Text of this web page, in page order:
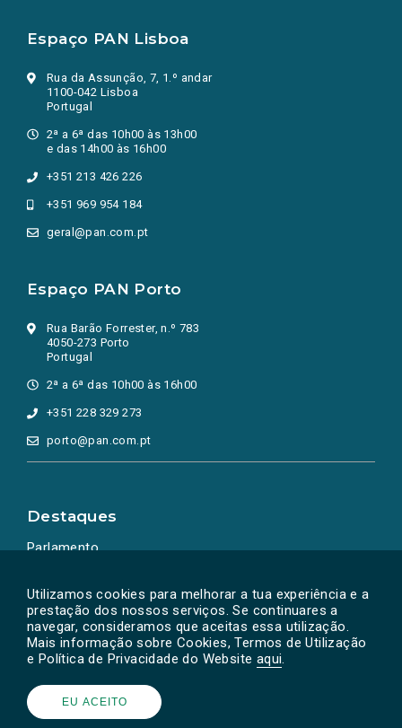
Utilizamos cookies para melhorar a tua experiência e a
prestação dos nossos serviços. Se continuares a
navegar, consideramos que aceitas essa utilização.
Mais informação sobre Cookies, Termos de Utilização
e Política de Privacidade do Website aqui.
EU ACEITO
Espaço PAN Lisboa
Rua da Assunção, 7, 1.º andar
1100-042 Lisboa
Portugal
2ª a 6ª das 10h00 às 13h00
e das 14h00 às 16h00
+351 213 426 226
+351 969 954 184
geral@pan.com.pt
Espaço PAN Porto
Rua Barão Forrester, n.º 783
4050-273 Porto
Portugal
2ª a 6ª das 10h00 às 16h00
+351 228 329 273
porto@pan.com.pt
Destaques
Parlamento
Powered by © PAN 2026